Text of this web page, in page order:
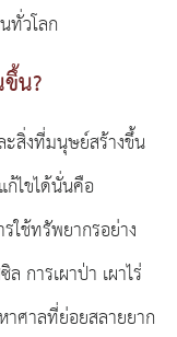
ทั่วโลก
น?
สิ่งที่มนุษย์สร้างขึ้น
ไขได้นั่นคือ
ใช้ทรัพยากรอย่าง
การเผาป่า เผาไร่
าศาลที่ย่อยสลายยาก